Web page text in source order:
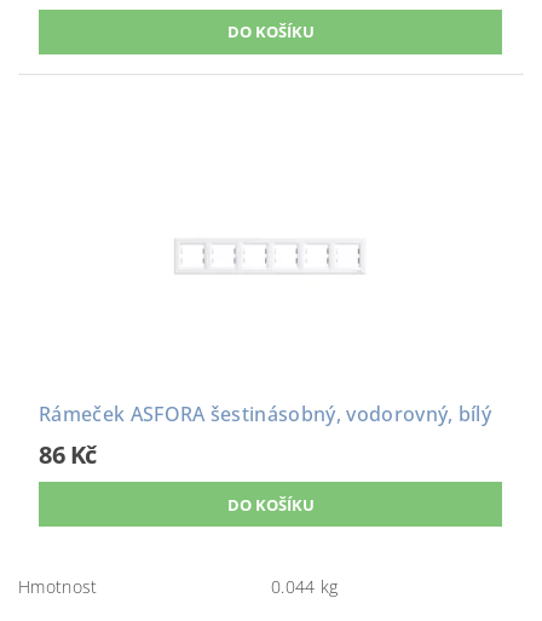
Rámeček ASFORA šestinásobný, vodorovný, bílý
86 Kč
Hmotnost 0.044 kg